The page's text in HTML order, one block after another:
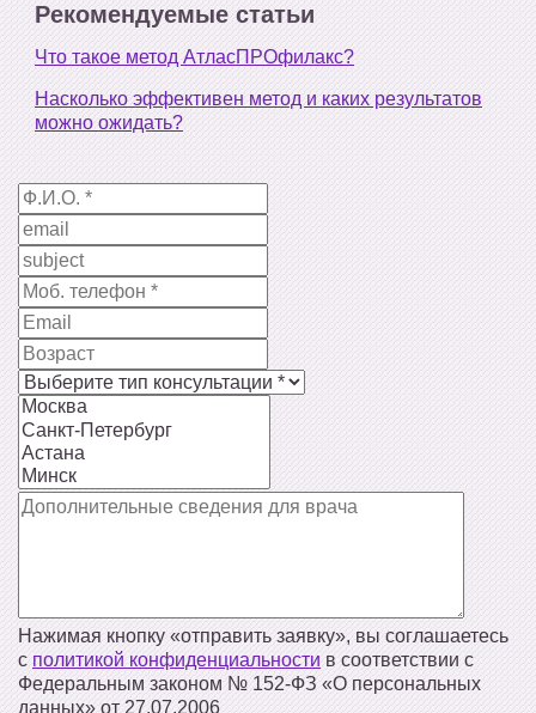
Рекомендуемые статьи
Что такое метод АтласПРОфилакс?
Насколько эффективен метод и каких результатов
можно ожидать?
Нажимая кнопку «отправить заявку», вы соглашаетесь
с политикой конфиденциальности в соответствии с
Федеральным законом № 152‑ФЗ «О персональных
данных» от 27.07.2006